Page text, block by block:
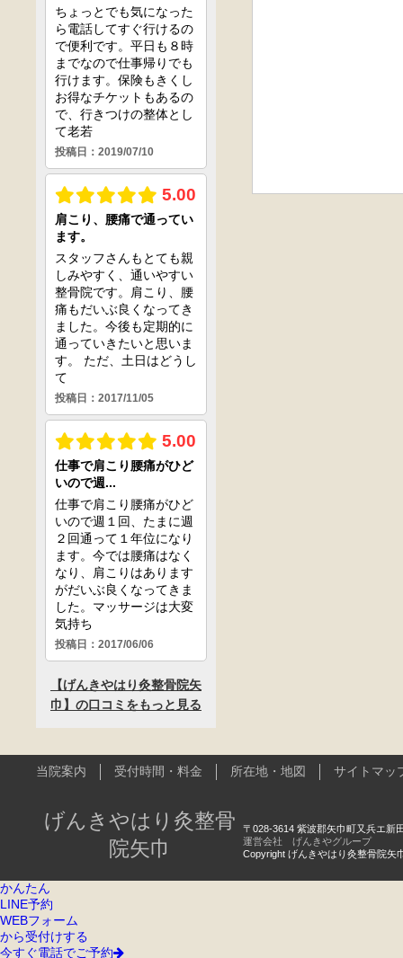
当院案内 受付時間・料金 所在地・地図 サイトマッ
げんきやはり灸整骨
院矢巾
〒028-3614 紫波郡矢巾町又兵エ新
運営会社 げんきやグループ
Copyright げんきやはり灸整骨院矢
かんたん
LINE予約
WEBフォーム
から受付けする
今すぐ電話でご予約